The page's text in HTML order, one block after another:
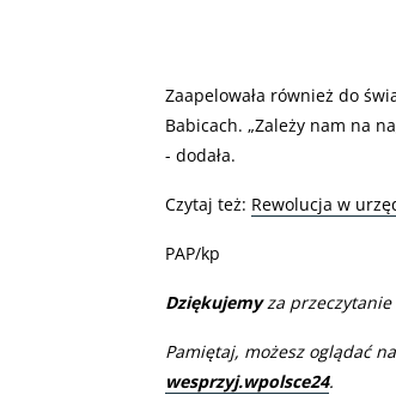
Zaapelowała również do
Babicach. „Zależy nam na
- dodała.
Czytaj też: Rewolucja w
PAP/kp
Dziękujemyza przeczytanie
Pamiętaj, możesz oglądać
wesprzyj.wpolsce24.